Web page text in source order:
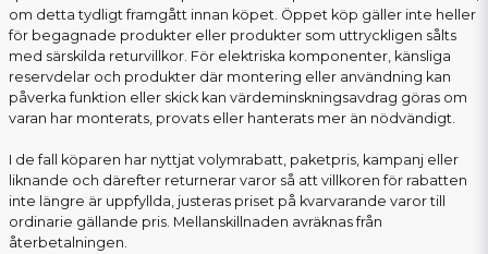
om detta tydligt framgått innan köpet. Öppet köp gäller inte heller
för begagnade produkter eller produkter som uttryckligen sålts
med särskilda returvillkor. För elektriska komponenter, känsliga
reservdelar och produkter där montering eller användning kan
påverka funktion eller skick kan värdeminskningsavdrag göras om
varan har monterats, provats eller hanterats mer än nödvändigt.
I de fall köparen har nyttjat volymrabatt, paketpris, kampanj eller
liknande och därefter returnerar varor så att villkoren för rabatten
inte längre är uppfyllda, justeras priset på kvarvarande varor till
ordinarie gällande pris. Mellanskillnaden avräknas från
återbetalningen.